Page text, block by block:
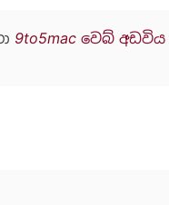
9to5mac වෙබ් අඩවිය